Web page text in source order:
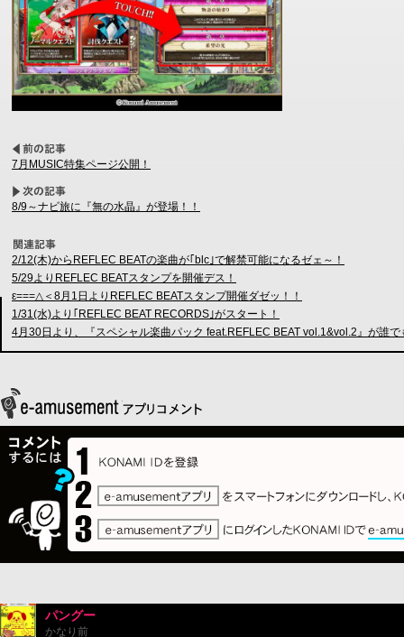
7月MUSIC特集ページ公開！
8/9～ナビ旅に『無の水晶』が登場！！
2/12(木)からREFLEC BEATの楽曲が｢blc｣で解禁可能になるゼェ～！
5/29よりREFLEC BEATスタンプを開催デス！
ε===△＜8月1日よりREFLEC BEATスタンプ開催ダゼッ！！
1/31(水)より｢REFLEC BEAT RECORDS｣がスタート！
4月30日より、『スペシャル楽曲パック feat.REFLEC BEAT vol.1&vol.2』が誰
パングー
かなり前